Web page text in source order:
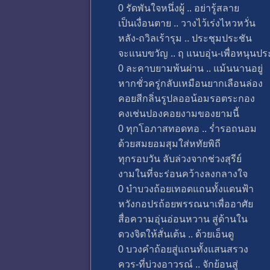
0 รัดพันใจหนึ่งผู้ .. อย่ารู้สลาย
เป็นเงื่อนตาย .. วางไว้เร่งไหวหวั่น
หลัง-ถวิลเร้ารุม .. ประชุมประชัน
จะแนบขวัญ .. ฤ แนบอุ่น-เพื่อหนุนปร
0 ละคาบยามพ้นผ่าน .. แม้นนานอยู่
หากชั่วครู่กลับเหมือนยากเลือนล่อง
คอยสีกลิ่นรูปลออน้อมรอตระกอง
คงเช่นปองคอยงามของยามนี้
0 ทุกโอภาสทอดทอ .. ร่ำรอถนอม
ด้วยสมยอมสุมใส่หทัยพิถี
ทุกรอบวัน ลับล่วงจากช่วงสุรีย์
งามในที่จะร่อนคว้างลงกลางใจ
0 บำบวงถ้อยเทอดแถนทั้งแดนฟ้า
หวังกอปรถ้อยพรรณนาเพื่ออาศัย
สื่อความอุ่นอ่อนหวาน สู่ด้านใน
ดวงจิตให้สั่นเต้น .. ด้วยเอ็นดู
0 บวงคำถ้อยสู่แถนทั้งแสนสรวง
ควร-ที่บ่วงอาวรณ์ .. จักย้อนสู่